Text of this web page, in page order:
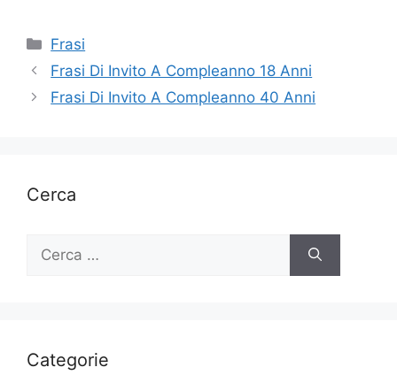
Categorie
Frasi
Frasi Di Invito A Compleanno 18 Anni
Frasi Di Invito A Compleanno 40 Anni
Cerca
Ricerca
Categorie